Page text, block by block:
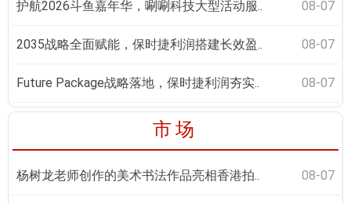
护航2026斗鱼嘉年华，唰唰科技大型活动服.. 08-07
2035战略全面赋能，保时捷利润搭建长效盈.. 08-07
Future Package战略落地，保时捷利润夯实.. 08-07
市场
杨树龙老师创作的美术书法作品亮相香港拍.. 08-07